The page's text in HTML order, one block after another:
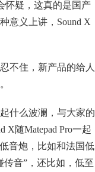
怀疑，这真的是国产
意义上讲，Sound X
不住，新产品的给人
什么波澜，与大家的
X随Matepad Pro一起
音炮，比如和法国低
音”，还比如，低至